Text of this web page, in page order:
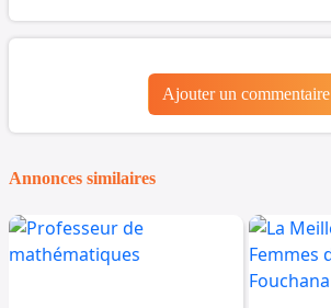
Ajouter un commentaire
Annonces similaires